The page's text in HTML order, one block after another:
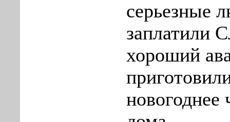
серьезные
заплатили
хороший
новогоднее